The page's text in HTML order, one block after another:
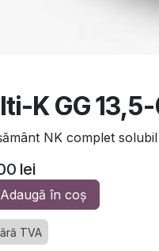
K GG
NK complet
lei
Adaugă în coș
TVA